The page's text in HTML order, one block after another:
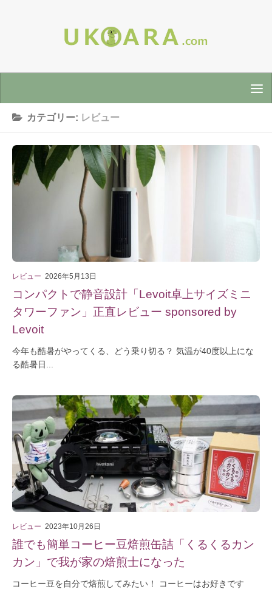
カテゴリー: レビュー
レビュー 2026年5月13日
コンパクトで静音設計「Levoit卓上サイズミニ
タワーファン」正直レビュー sponsored by
Levoit
今年も酷暑がやってくる、どう乗り切る？ 気温が40度以上にな
る酷暑日...
レビュー 2023年10月26日
誰でも簡単コーヒー豆焙煎缶詰「くるくるカン
カン」で我が家の焙煎士になった
コーヒー豆を自分で焙煎してみたい！ コーヒーはお好きです